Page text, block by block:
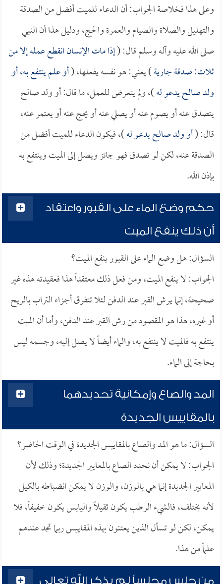
وعلى هذا فخلاصة الجواب: أن الدعاء للميت أفضل من الصدقة
والتهليل والصلاة والصيام والعمرة والحج، ودليل هذا أن النبي
صلى الله عليه وآله وسلم قال: (إذا مات الإنسان انقطع عمله إلا من
ثلاث: صدقة جارية) يعني: هو نفسه يفعلها، (أو علم ينتفع به، أو
ولد صالح يدعو له)، ولم يتعرض للعمل، ما قال: أو ولد صالح
يتصدق عنه أو يصوم عنه أو يصلي عنه أو يحج عنه أو يعتمر عنه،
قال: (أو ولد صالح يدعو له)، فيكون الدعاء للميت أفضل من
الصدقة عنه، لكن لو تصدق فهو جائز ويصل إلى الميت وينتفع به
بإذن الله.
حكم وضع الماء على القبور واعتقاد
أن ذلك ينفع الميت
السؤال: هل وضع الماء على القبور ينفع الميت؟
الجواب: لا ينفع الميت، ومن فعل ذلك معتقداً هذا فعقيدته هذه غير
صحيحة، إنما يرش القبر عند الدفن لئلا تتفرق أجزاء التراب بالريح
أو غيره، هذا هو المقصود من رش القبر عند الدفن، وأما أن الميت
ينتفع به فالميت لا ينتفع به، والماء أيضاً لا يصل إليه، وجسمه ليس
بحاجة إلى الماء.
المد والصاع وإمكانية تحديدهما
بالمقاييس الجديدة
السؤال: ما هو المد والصاع بالمقاييس الجديدة في الوقت الحاضر؟
الجواب: لا يمكن أن نحدد الصاع بالمعايير الجديدة؛ وذلك لأن
المعايير الجديدة إنما هي بالوزن، والوزن لا يمكن انضباطه بالكيل
لأنه يختلف، فالشيء الرطب يكون ثقيلاً واليابس يكون خفيفاً، فلا
يمكن، لكن لو تسأل الذين يعتنون بهذه المقاييس ربما تجد عندهم
علماً من هذا.
من جلس مجلساً لم يذكر الله تعالى